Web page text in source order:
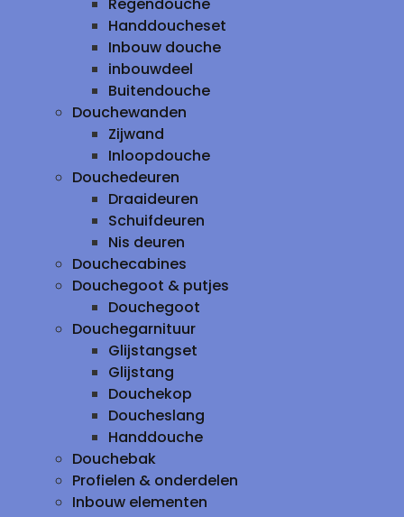
Handdoucheset
Inbouw douche
inbouwdeel
Buitendouche
Douchewanden
Zijwand
Inloopdouche
Douchedeuren
Draaideuren
Schuifdeuren
Nis deuren
Douchecabines
Douchegoot & putjes
Douchegoot
Douchegarnituur
Glijstangset
Glijstang
Douchekop
Doucheslang
Handdouche
Douchebak
Profielen & onderdelen
Inbouw elementen